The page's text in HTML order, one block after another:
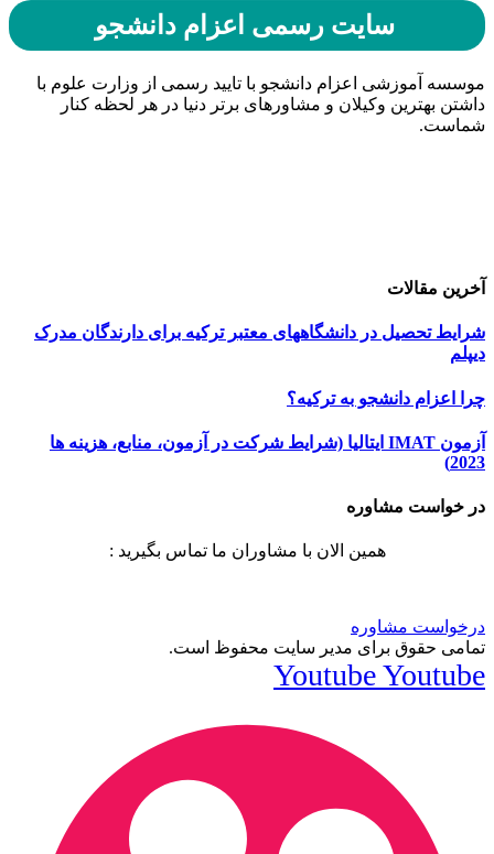
سایت رسمی اعزام دانشجو
موسسه آموزشی اعزام دانشجو با تایید رسمی از وزارت علوم با
داشتن بهترین وکیلان و مشاورهای برتر دنیا در هر لحظه کنار
شماست.
آخرین مقالات
شرایط تحصیل در دانشگاههای معتبر ترکیه برای دارندگان مدرک
دیپلم
چرا اعزام دانشجو به ترکیه؟
آزمون IMAT ایتالیا (شرایط شرکت در آزمون، منابع، هزینه ها
2023)
در خواست مشاوره
همین الان با مشاوران ما تماس بگیرید :
درخواست مشاوره
تمامی حقوق برای مدیر سایت محفوظ است.
YoutubeYoutube